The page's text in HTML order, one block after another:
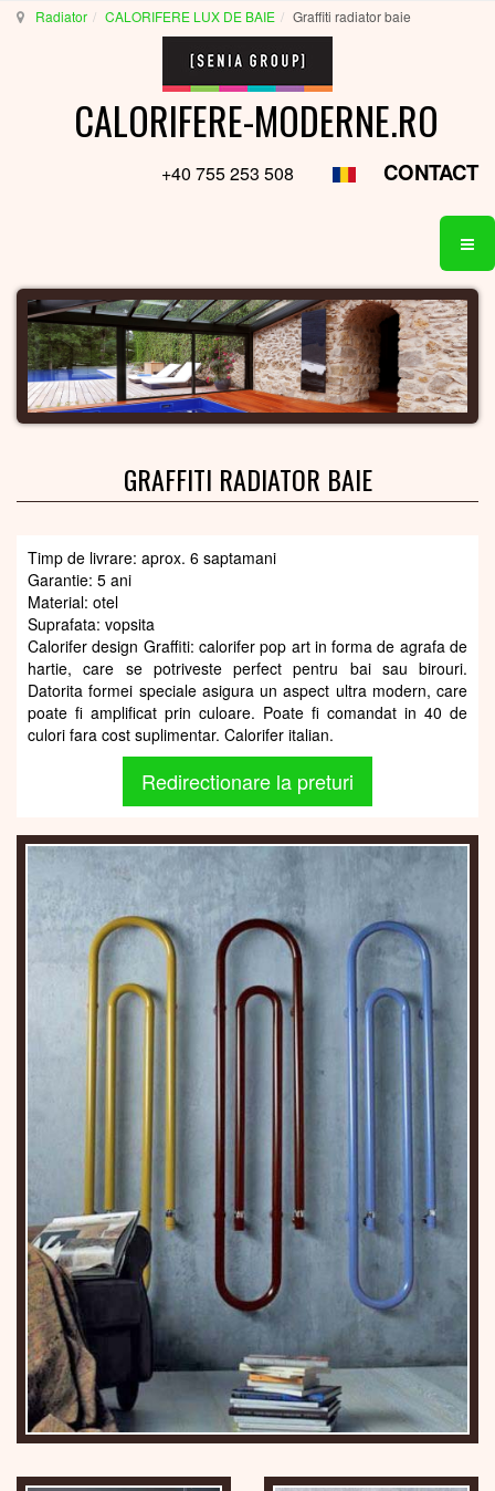
Radiator CALORIFERE LUX DE BAIE Graffiti radiator baie
CALORIFERE-MODERNE.RO
+40 755 253 508 CONTACT
GRAFFITI RADIATOR BAIE
Timp de livrare: aprox. 6 saptamani
Garantie: 5 ani
Material: otel
Suprafata: vopsita
Calorifer design Graffiti: calorifer pop art in forma de agrafa de
hartie, care se potriveste perfect pentru bai sau birouri.
Datorita formei speciale asigura un aspect ultra modern, care
poate fi amplificat prin culoare. Poate fi comandat in 40 de
culori fara cost suplimentar. Calorifer italian.
Redirectionare la preturi